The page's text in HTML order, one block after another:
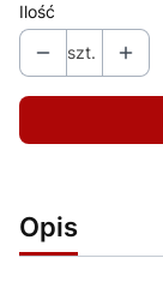
Ilość
szt.
Opis